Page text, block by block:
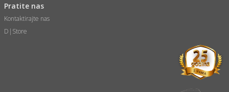
Pratite nas
Kontaktirajte nas
D|Store